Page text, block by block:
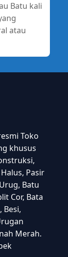
Batu kali
atau
Toko
khusus
Pasir
Batu
Cor, Bata
Besi,
Merah.